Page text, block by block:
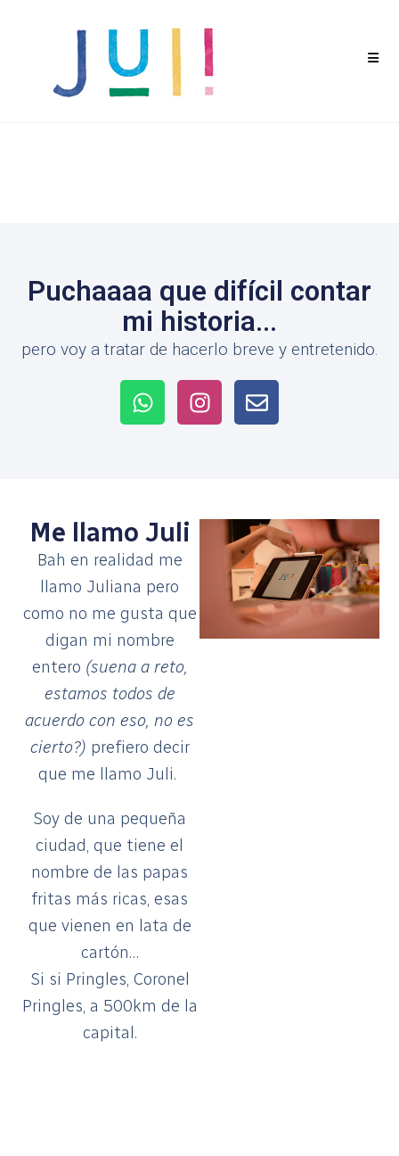
Puchaaaa que difícil contar
mi historia...
pero voy a tratar de hacerlo breve y entretenido.
Me llamo Juli
Bah en realidad me
llamo Juliana pero
como no me gusta que
digan mi nombre
entero (suena a reto,
estamos todos de
acuerdo con eso, no es
cierto?) prefiero decir
que me llamo Juli.
Soy de una pequeña
ciudad, que tiene el
nombre de las papas
fritas más ricas, esas
que vienen en lata de
cartón…
Si si Pringles, Coronel
Pringles, a 500km de la
capital.